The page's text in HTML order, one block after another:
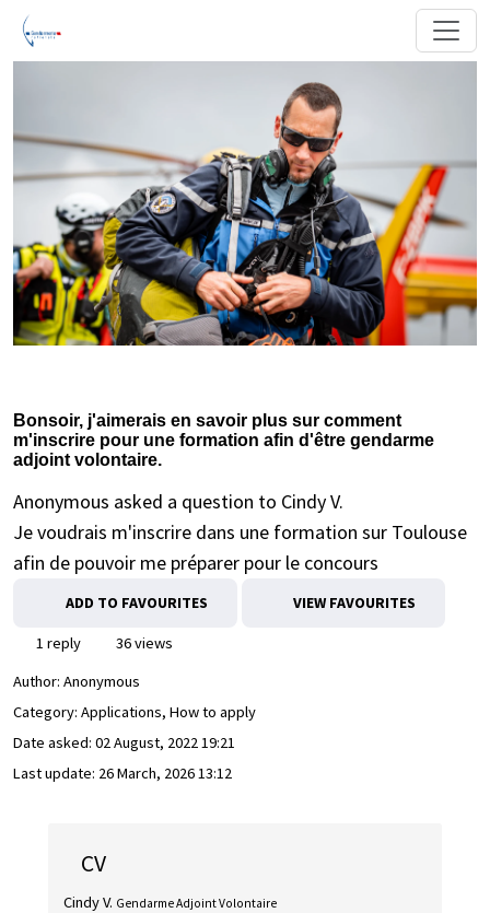
Bonsoir, j'aimerais en savoir plus sur comment
m'inscrire pour une formation afin d'être gendarme
adjoint volontaire.
Anonymous asked a question to Cindy V.
Je voudrais m'inscrire dans une formation sur Toulouse
afin de pouvoir me préparer pour le concours
ADD TO FAVOURITES VIEW FAVOURITES
1 reply
36 views
Author: Anonymous
Category: Applications, How to apply
Date asked: 02 August, 2022 19:21
Last update: 26 March, 2026 13:12
CV
Cindy V. Gendarme Adjoint Volontaire